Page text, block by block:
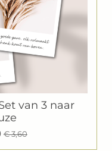
van 3 naar
€ 3,60